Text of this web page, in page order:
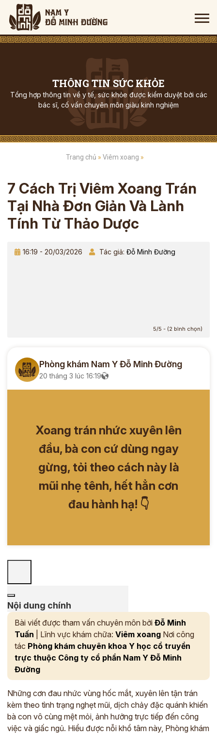
THÔNG TIN SỨC KHỎE
Tổng hợp thông tin về y tế, sức khỏe được kiểm duyệt bởi các
bác sĩ, cố vấn chuyên môn giàu kinh nghiệm
Trang chủ » Viêm xoang »
7 Cách Trị Viêm Xoang Trán
Tại Nhà Đơn Giản Và Lành
Tính Từ Thảo Dược
16:19 - 20/03/2026 Tác giả: Đỗ Minh Đường
5/5 - (2 bình chọn)
Phòng khám Nam Y Đỗ Minh Đường
20 tháng 3 lúc 16:19
Xoang trán nhức xuyên lên
đầu, bà con cứ dùng ngay
gừng, tỏi theo cách này là
mũi nhẹ tênh, hết hẳn cơn
đau hành hạ! 👇
Nội dung chính
Bài viết được tham vấn chuyên môn bởi Đỗ Minh
Tuấn | Lĩnh vực khám chữa: Viêm xoang Nơi công
tác Phòng khám chuyên khoa Y học cổ truyền
trực thuộc Công ty cổ phần Nam Y Đỗ Minh
Đường
Những cơn đau nhức vùng hốc mắt, xuyên lên tận trán
kèm theo tình trạng nghẹt mũi, dịch chảy đặc quánh khiến
bà con vô cùng mệt mỏi, ảnh hưởng trực tiếp đến công
việc và giấc ngủ. Hiểu được nỗi khổ tâm này, Phòng khám